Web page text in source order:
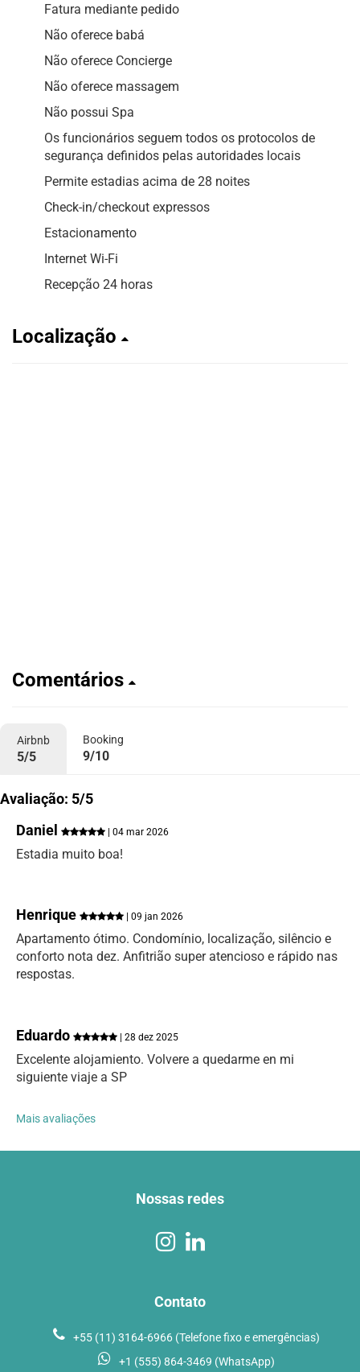
Fatura mediante pedido
Não oferece babá
Não oferece Concierge
Não oferece massagem
Não possui Spa
Os funcionários seguem todos os protocolos de
segurança definidos pelas autoridades locais
Permite estadias acima de 28 noites
Check-in/checkout expressos
Estacionamento
Internet Wi-Fi
Recepção 24 horas
Localização
Comentários
Airbnb
5/5
Booking
9/10
Avaliação: 5/5
Daniel
| 04 mar 2026
Estadia muito boa!
Henrique | 09 jan 2026
Apartamento ótimo. Condomínio, localização, silêncio e
conforto nota dez. Anfitrião super atencioso e rápido nas
respostas.
Eduardo | 28 dez 2025
Excelente alojamiento. Volvere a quedarme en mi
siguiente viaje a SP
Mais avaliações
Nossas redes
Contato
+55 (11) 3164-6966 (Telefone fixo e emergências)
+1 (555) 864-3469 (WhatsApp)